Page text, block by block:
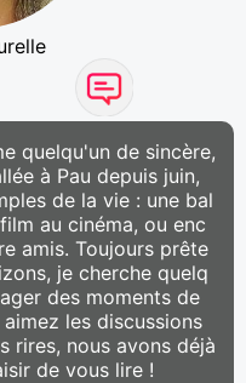
quelqu'un de sincère,
à Pau depuis juin,
de la vie : une bal
au cinéma, ou enc
amis. Toujours prête
je cherche quelq
des moments de
les discussions
rires, nous avons déjà
de vous lire !